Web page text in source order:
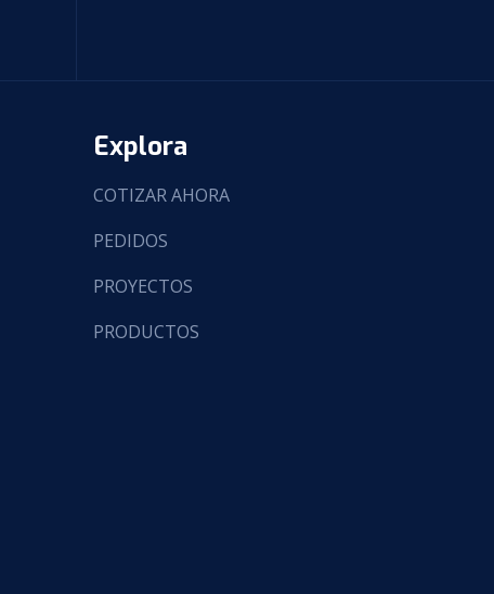
Explora
COTIZAR AHORA
PEDIDOS
PROYECTOS
PRODUCTOS